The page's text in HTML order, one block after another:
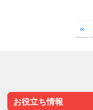
«
お役立ち情報